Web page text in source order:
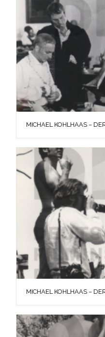
MICHAEL KOHLHAAS –
MICHAEL KOHLHAAS –